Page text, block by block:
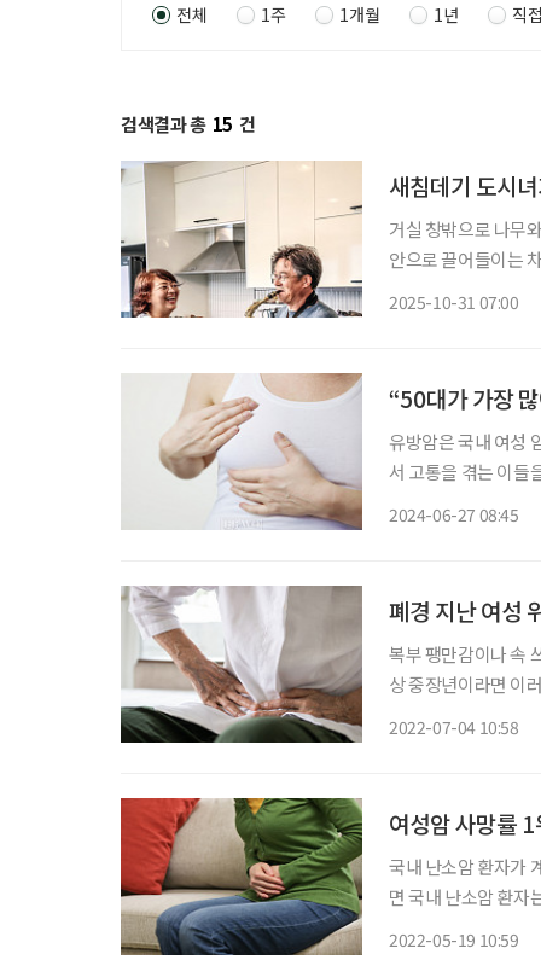
전체 1주 1개월 1년 직
검색결과 총 15 건
새침데기 도시
거실 창밖으로 나무
안으로 끌어들이는
2025-10-31 07:00
“50대가 가장
유방암은 국내 여성
서 고통을 겪는 이들
2024-06-27 08:45
폐경 지난 여성
복부 팽만감이나 속
상 중장년이라면 이
2022-07-04 10:58
여성암 사망률
국내 난소암 환자가
면 국내 난소암 환자
2022-05-19 10:59